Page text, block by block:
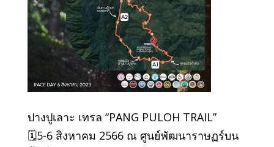
ปางปูเลาะ เทรล “PANG PULOH TRAIL”
🗓️5-6 สิงหาคม 2566 ณ ศูนย์พัฒนาราษฏร์บน